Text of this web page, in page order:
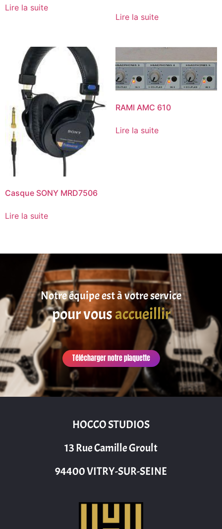
Lire la suite
Lire la suite
Casque SONY MRD7506
Lire la suite
RAMI AMC 610
Lire la suite
Notre équipe est à votre service
pour vousaccueillir
Télécharger notre plaquette
HOCCO STUDIOS
13 Rue Camille Groult
94400 VITRY-SUR-SEINE